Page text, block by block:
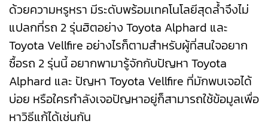
ด้วยความหรูหรา มีระดับพร้อมเทคโนโลยีสุดล้ำจึงไม่
แปลกที่รถ 2 รุ่นฮิตอย่าง Toyota Alphard และ
Toyota Vellfire อย่างไรก็ตามสำหรับผู้ที่สนใจอยาก
ซื้อรถ 2 รุ่นนี้ อยากพามารู้จักกับปัญหา Toyota
Alphard และ ปัญหา Toyota Vellfire ที่มักพบเจอได้
บ่อย หรือใครกำลังเจอปัญหาอยู่ก็สามารถใช้ข้อมูลเพื่อ
หาวิธีแก้ได้เช่นกัน